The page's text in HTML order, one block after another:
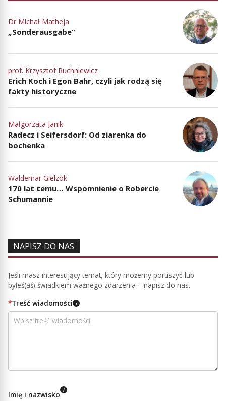
Dr Michał Matheja
„Sonderausgabe”
prof. Krzysztof Ruchniewicz
Erich Koch i Egon Bahr, czyli jak rodzą się
fakty historyczne
Małgorzata Janik
Radecz i Seifersdorf: Od ziarenka do
bochenka
Waldemar Gielzok
170 lat temu… Wspomnienie o Robercie
Schumannie
NAPISZ DO NAS
Jeśli masz interesujący temat, który możemy poruszyć lub
byłeś(aś) świadkiem ważnego zdarzenia – napisz do nas.
*Treść wiadomości i
Imię i nazwisko i